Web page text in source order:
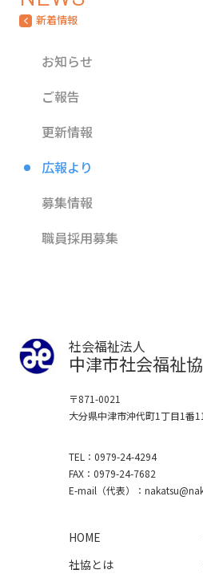
新着情報
お知らせ
ご報告
更新情報
広報より
募集情報
職員採用募集
社会福祉法人
中津市社会福祉
〒871-0021
大分県中津市沖代町1丁目1番
TEL
0979-24-4294
FAX
0979-24-7682
E-mail （代表） nakatsu
HOME
社協とは